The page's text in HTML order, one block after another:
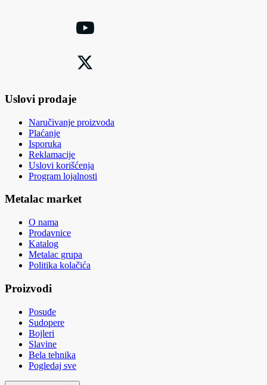
Uslovi prodaje
Naručivanje proizvoda
Plaćanje
Isporuka
Reklamacije
Uslovi korišćenja
Program lojalnosti
Metalac market
O nama
Prodavnice
Katalog
Metalac grupa
Politika kolačića
Proizvodi
Posuđe
Sudopere
Bojleri
Slavine
Bela tehnika
Pogledaj sve